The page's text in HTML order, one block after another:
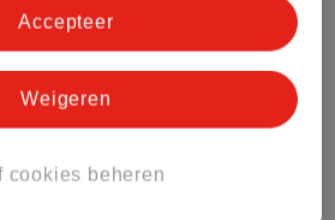
cookies beheren
Weigeren
Accepteer